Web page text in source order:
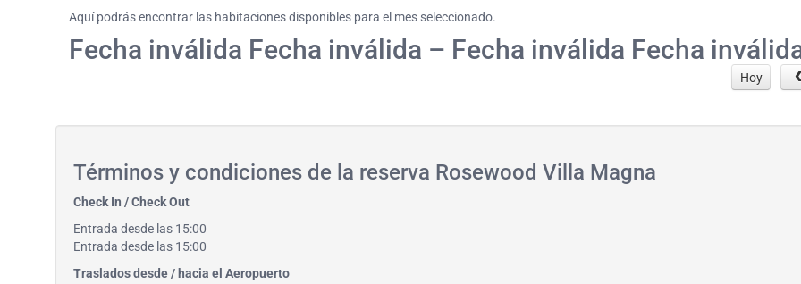
Aquí podrás encontrar las habitaciones disponibles para el mes seleccionado.
Fecha inválida Fecha inválida – Fecha inválida Fecha
Hoy
Términos y condiciones de la reserva Rosewood Villa Magna
Check In / Check Out
Entrada desde las 15:00
Entrada desde las 15:00
Traslados desde / hacia el Aeropuerto